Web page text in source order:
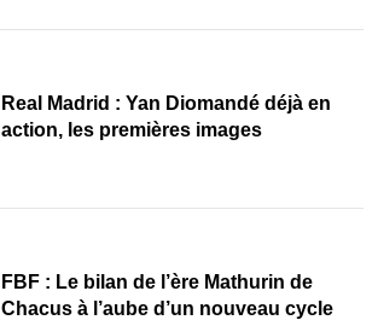
Real Madrid : Yan Diomandé déjà en
action, les premières images
FBF : Le bilan de l’ère Mathurin de
Chacus à l’aube d’un nouveau cycle